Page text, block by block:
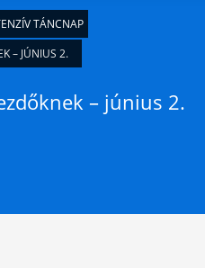
TÁNCNAP
– JÚNIUS 2.
– június 2.